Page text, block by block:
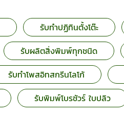
รับทำปฏิทินตั้งโต๊ะ
รับผลิตสิ่งพิมพ์ทุกชนิด
รับทำโพสอิทสกรีนโลโก้
รับพิมพ์โบรชัวร์ ใบปลิว